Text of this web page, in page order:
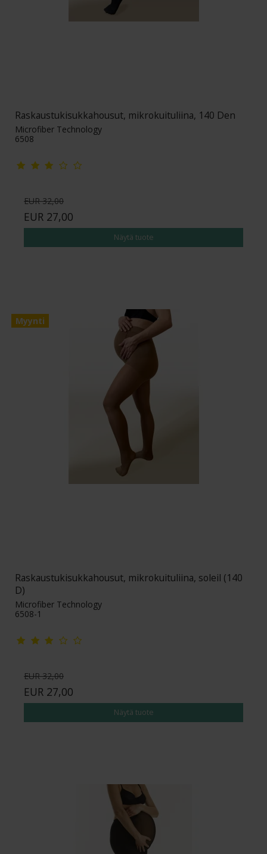
Raskaustukisukkahousut, mikrokuituliina, 140 Den
Microfiber Technology
6508
EUR 32,00
EUR 27,00
Näytä tuote
Myynti
Raskaustukisukkahousut, mikrokuituliina, soleil (140
D)
Microfiber Technology
6508-1
EUR 32,00
EUR 27,00
Näytä tuote